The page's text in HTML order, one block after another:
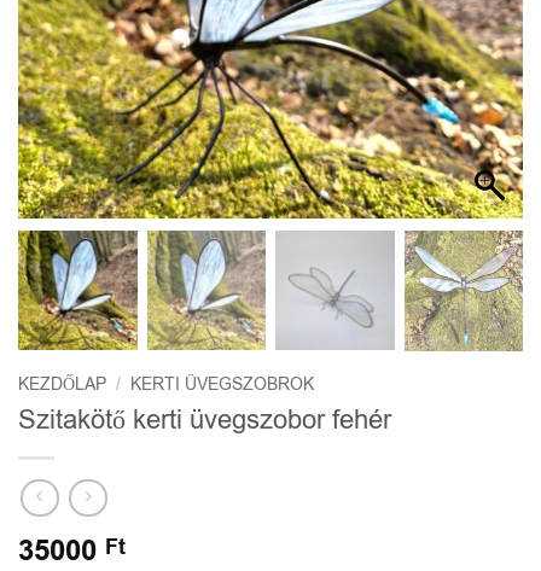
KEZDŐLAP / KERTI ÜVEGSZOBROK
Szitakötő kerti üvegszobor fehér
35000 Ft